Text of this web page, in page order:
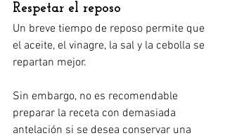
Respetar el reposo
Un breve tiempo de reposo permite que
el aceite, el vinagre, la sal y la cebolla se
repartan mejor.
Sin embargo, no es recomendable
preparar la receta con demasiada
antelación si se desea conservar una